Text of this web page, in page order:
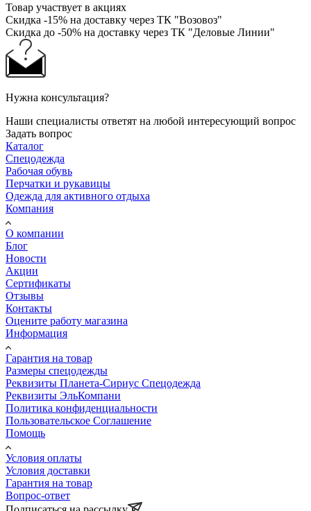
Товар участвует в акциях
Скидка -15% на доставку через ТК "Возовоз"
Скидка до -50% на доставку через ТК "Деловые Линии"
Нужна консультация?
Наши специалисты ответят на любой интересующий вопрос
Задать вопрос
Каталог
Спецодежда
Рабочая обувь
Перчатки и рукавицы
Одежда для активного отдыха
Компания
О компании
Блог
Новости
Акции
Сертификаты
Отзывы
Контакты
Оцените работу магазина
Информация
Гарантия на товар
Размеры спецодежды
Реквизиты Планета-Сириус Спецодежда
Реквизиты ЭльКомпани
Политика конфиденциальности
Пользовательское Соглашение
Помощь
Условия оплаты
Условия доставки
Гарантия на товар
Вопрос-ответ